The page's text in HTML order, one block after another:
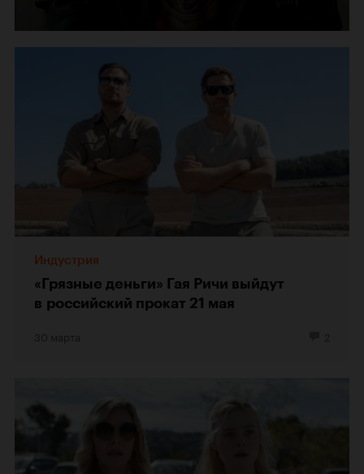
Индустрия
«Грязные деньги» Гая Ричи выйдут
в российский прокат 21 мая